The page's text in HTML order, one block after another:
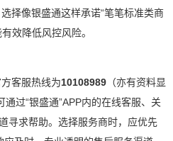
择像银盛通这样承诺“笔笔标准类商
效降低风控风险。
客服热线为10108989 （亦有资料显
过“银盛通”APP内的在线客服、关
寻求帮助。选择服务商时，应优先